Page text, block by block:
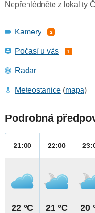
Nepřehlédněte z lokality
Kamery 2
Počasí u vás 1
Radar
Meteostanice (mapa)
Podrobná
21:00
22 °C
22:00
21 °C 20